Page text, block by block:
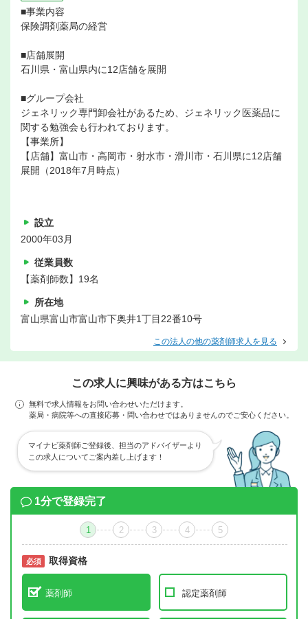
■事業内容
保険調剤薬局の経営
■店舗展開
石川県・富山県内に12店舗を展開
■グループ会社
ジェネリック専門卸会社があるため、ジェネリック医薬品に
関する勉強会も行われております。
【事業所】
【店舗】富山市・高岡市・射水市・滑川市・石川県に12店舗
展開（2018年7月時点）
設立
2000年03月
従業員数
【薬剤師数】19名
所在地
富山県富山市富山市下奥井1丁目22番10号
この法人の他の薬剤師求人を見る
この求人に興味がある方はこちら
無料で求人情報をお問い合わせいただけます。
薬局・病院等への直接応募・問い合わせではありませんのでご安心ください。
マイナビ薬剤師ご登録後、担当のアドバイザーより
この求人についてご案内差し上げます！
1分で登録完了
1 2 3 4 5
必須 取得資格
薬剤師 認定薬剤師